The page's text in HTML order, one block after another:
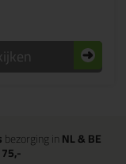
bezorging inNL & BE
75,-